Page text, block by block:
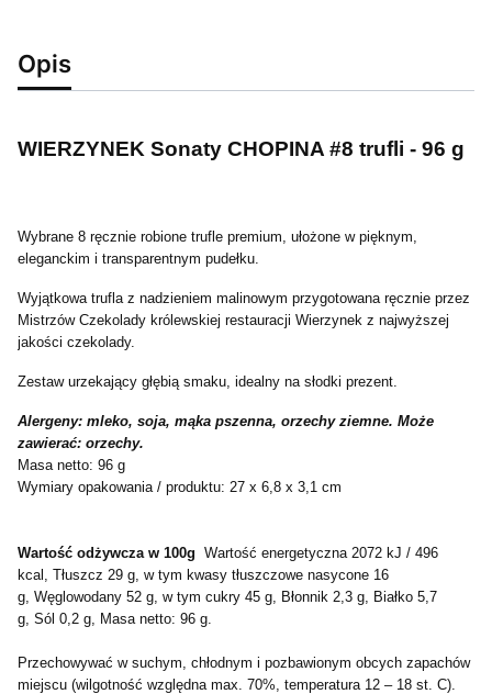
Opis
WIERZYNEK Sonaty CHOPINA #8 trufli - 96 g
Wybrane 8 ręcznie robione trufle premium, ułożone w pięknym,
eleganckim i transparentnym pudełku.
Wyjątkowa trufla z nadzieniem malinowym przygotowana ręcznie przez
Mistrzów Czekolady królewskiej restauracji Wierzynek z najwyższej
jakości czekolady.
Zestaw urzekający głębią smaku, idealny na słodki prezent.
Alergeny: mleko, soja, mąka pszenna, orzechy ziemne. Może
zawierać: orzechy.
Masa netto: 96 g
Wymiary opakowania / produktu: 27 x 6,8 x 3,1 cm
Wartość odżywcza w 100g Wartość energetyczna 2072 kJ / 496
kcal, Tłuszcz 29 g, w tym kwasy tłuszczowe nasycone 16
g, Węglowodany 52 g, w tym cukry 45 g, Błonnik 2,3 g, Białko 5,7
g, Sól 0,2 g, Masa netto: 96 g.
Przechowywać w suchym, chłodnym i pozbawionym obcych zapachów
miejscu (wilgotność względna max. 70%, temperatura 12 – 18 st. C).